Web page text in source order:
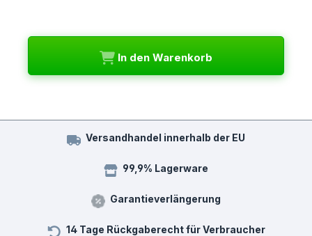
In den Warenkorb
Versandhandel innerhalb der EU
99,9% Lagerware
Garantieverlängerung
14 Tage Rückgaberecht für Verbraucher